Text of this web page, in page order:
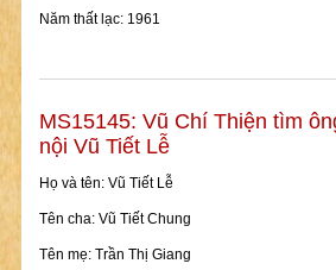
Năm thất lạc: 1961
MS15145: Vũ Chí Thiện tìm
nội Vũ Tiết Lễ
Họ và tên: Vũ Tiết Lễ
Tên cha: Vũ Tiết Chung
Tên mẹ: Trần Thị Giang